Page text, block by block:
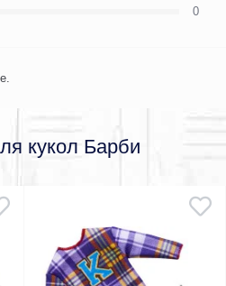
0
кукол Барби